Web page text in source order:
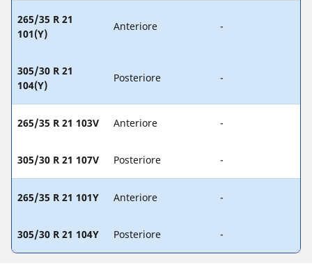
265/35 R 21
101(Y)
Anteriore -
305/30 R 21
104(Y)
Posteriore -
265/35 R 21 103V Anteriore -
305/30 R 21 107V Posteriore -
265/35 R 21 101Y Anteriore -
305/30 R 21 104Y Posteriore -